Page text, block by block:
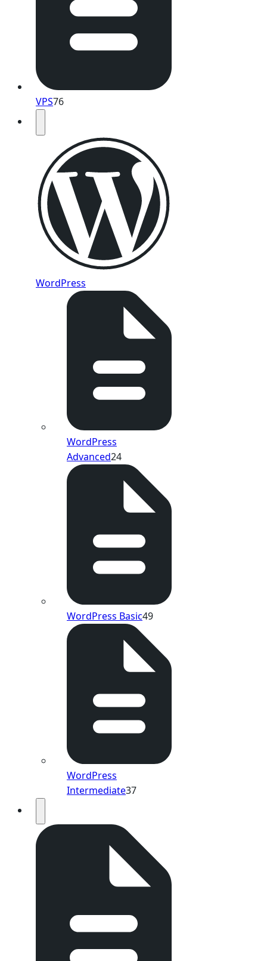
VPS76
WordPress
WordPress
Advanced24
WordPress Basic49
WordPress
Intermediate37